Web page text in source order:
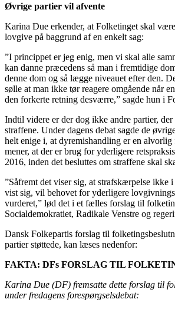
Øvrige partier vil afvente
Karina Due erkender, at Folketinget skal
lovgive på baggrund af en enkelt sag:
”I princippet er jeg enig, men vi skal alle
kan danne præcedens så man i fremtidige
denne dom og så lægge niveauet efter den.
sølle at man ikke tør reagere omgående når
den forkerte retning desværre,” sagde hun i
Indtil videre er der dog ikke andre partier,
straffene. Under dagens debat sagde de
helt enige i, at dyremishandling er en
mener, at der er brug for yderligere
2016, inden det besluttes om straffene skal
”Såfremt det viser sig, at strafskærpelse ikke
vist sig, vil behovet for yderligere
vurderet,” lød det i et fælles forslag til
Socialdemokratiet, Radikale Venstre og
Dansk Folkepartis forslag til
partier støttede, kan læses nedenfor:
FAKTA: DFs FORSLAG TIL
Karina Due (DF) fremsatte dette forslag til
under fredagens forespørgselsdebat: